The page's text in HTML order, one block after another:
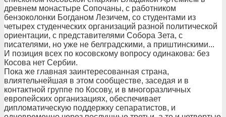
древнем монастыре Сопочаны, с работником
бензоколонки Богданом Лезичем, со студентами из
четырех студенческих организаций разной политической
ориентации, с представителями Собора Зета, с
писателями, но уже не белградскими, а приштинскими...
И позиция всех по косовскому вопросу одинакова: без
Косова нет Сербии.
Пока же главная заинтересованная страна,
влиятельнейшая в этом сообществе, заседая и в
контактной группе по Косову, и в многоразличных
европейских организациях, обеспечивает
дипломатическую поддержку сепаратистов, и